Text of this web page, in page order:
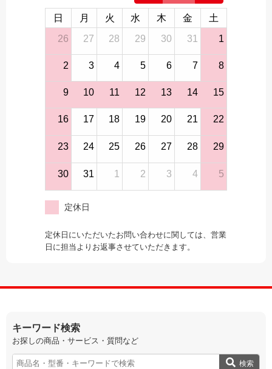
日 月 火 水 木 金
土
26
27 28 29 30 31 1
2 3 4 5 6 7 8
9 10 11 12 13 14 15
16 17 18 19 20 21 22
23 24 25 26 27 28 29
30 31 1 2 3 4 5
定休日
定休日にいただいたお問い合わせに関しては、営業
日に担当よりお返事させていただきます。
キーワード検索
お探しの商品・サービス・質問など
検索